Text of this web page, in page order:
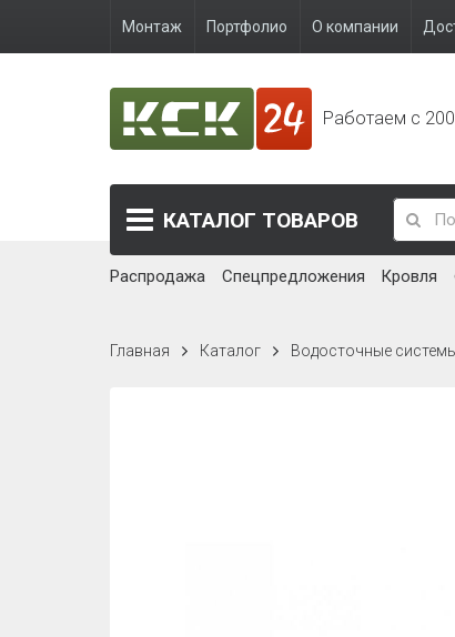
Монтаж Портфолио О компании
Работаем с
КАТАЛОГ ТОВАРОВ
Распродажа Спецпредложения Кровля
Главная Каталог Водосточные